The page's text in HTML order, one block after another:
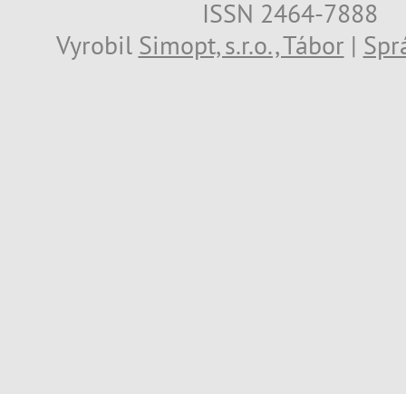
ISSN 2464-7888
Vyrobil Simopt, s.r.o., Tábor |